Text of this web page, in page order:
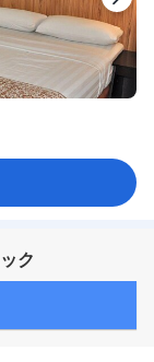
ク